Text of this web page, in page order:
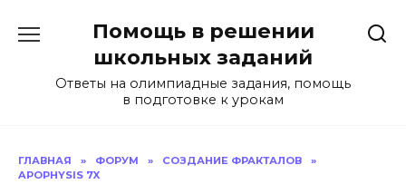
содержанию
Помощь в решении
школьных заданий
Ответы на олимпиадные задания, помощь
в подготовке к урокам
ГЛАВНАЯ » ФОРУМ » СОЗДАНИЕ ФРАКТАЛОВ
»
APOPHYSIS 7X